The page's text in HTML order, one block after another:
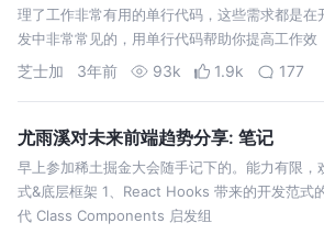
理了工作非常有用的单行代码，这些需求都是在
发中非常常见的，用单行代码帮助你提高工作效
率。
芝士加 3年前 93k 1.9k 177
尤雨溪对未来前端趋势分享: 笔记
早上参加稀土掘金大会随手记下的。能力有限
式&底层框架 1、React Hooks 带来的开发范式
代 Class Components 启发组